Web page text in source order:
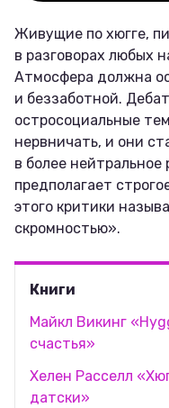
Живущие по хюгге,
в разговорах любых
Атмосфера должна
и беззаботной.
остросоциальные
нервничать, и они
в более
предполагает
этого критики
скромностью».
Книги
Майкл Викинг
счастья»
Хелен Расселл
датски»